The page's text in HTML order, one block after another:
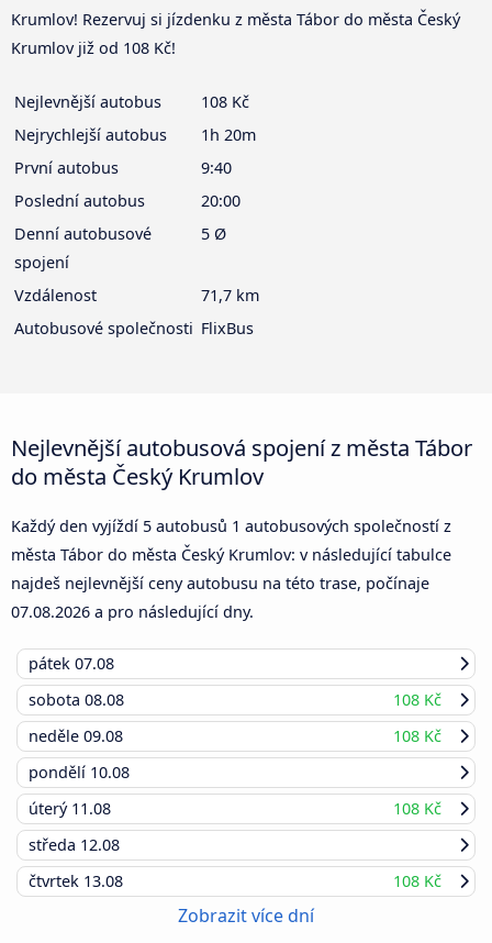
Krumlov! Rezervuj si jízdenku z města Tábor do města Český
Krumlov již od 108 Kč!
Nejlevnější autobus
108 Kč
Nejrychlejší autobus
1h 20m
První autobus
9:40
Poslední autobus
20:00
Denní autobusové
spojení
5 Ø
Vzdálenost
71,7 km
Autobusové společnosti FlixBus
Nejlevnější autobusová spojení z města Tábor
do města Český Krumlov
Každý den vyjíždí 5 autobusů 1 autobusových společností z
města Tábor do města Český Krumlov: v následující tabulce
najdeš nejlevnější ceny autobusu na této trase, počínaje
07.08.2026 a pro následující dny.
pátek 07.08
sobota 08.08
108 Kč
neděle 09.08
108 Kč
pondělí 10.08
úterý 11.08
108 Kč
středa 12.08
čtvrtek 13.08 108 Kč
Zobrazit více dní